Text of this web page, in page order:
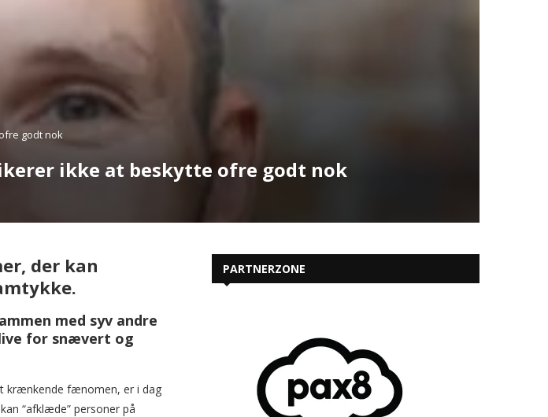
godt nok
ikke at beskytte ofre godt nok
der kan
med syv andre
for snævert og
krænkende fænomen, er i dag
“afklæde” personer på
PARTNERZONE